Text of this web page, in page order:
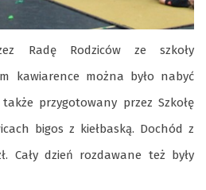
Radę Rodziców ze szkoły
kawiarence można było nabyć
przygotowany przez Szkołę
bigos z kiełbaską. Dochód z
Cały dzień rozdawane też były